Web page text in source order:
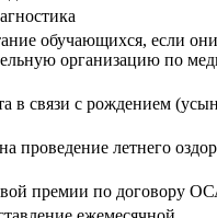
обучающихся, если
организацию по
в связи с рождением
проведение летнего
премии по договору